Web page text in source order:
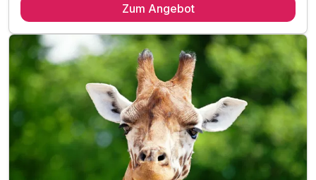
3 x reichhaltiges Frühstück vom Buffet
1 x Stadtplan für Ihre Ausflüge
inkl. W-LAN
Zum Angebot